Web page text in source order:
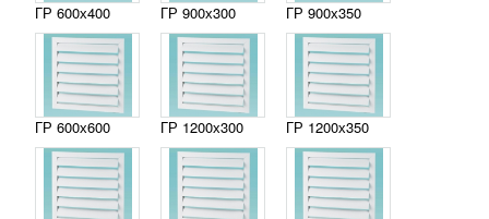
ГР 600х400
ГР 600х600
ГР 900х300
ГР 1200х300
ГР 900х350
ГР 1200х350